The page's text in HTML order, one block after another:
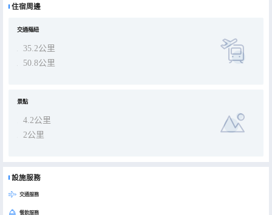
住宿周邊
交通樞紐
35.2公里
50.8公里
景點
4.2公里
2公里
設施服務
交通服務
餐飲服務